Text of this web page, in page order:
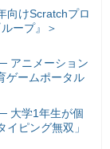
向けScratchプロ
ープ』＞
アニメーション
ゲームポータル
大学1年生が個
ピング無双」